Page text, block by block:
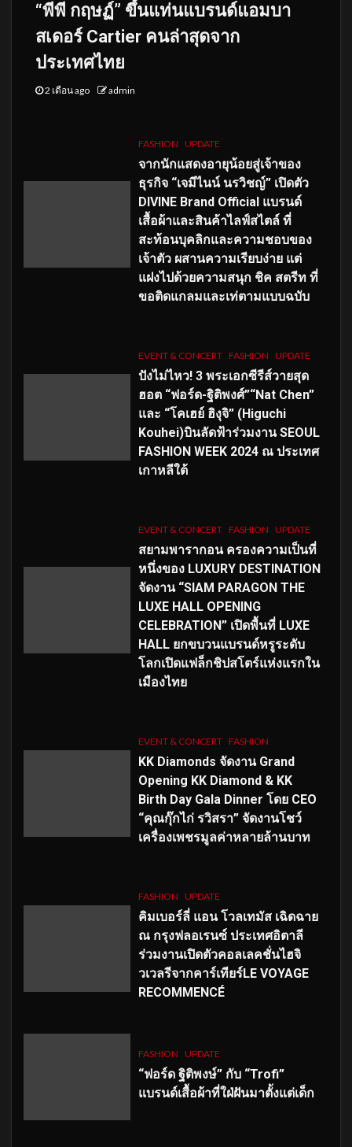
“พีพี กฤษฏ์” ขึ้นแท่นแบรนด์แอมบา
สเดอร์ Cartier คนล่าสุดจาก
ประเทศไทย
2 เดือน ago admin
FASHION UPDATE
จากนักแสดงอายุน้อยสู่เจ้าของ
ธุรกิจ “เจมีไนน์ นรวิชญ์” เปิดตัว
DIVINE Brand Official แบรนด์
เสื้อผ้าและสินค้าไลฟ์สไตล์ ที่
สะท้อนบุคลิกและความชอบของ
เจ้าตัว ผสานความเรียบง่าย แต่
แฝงไปด้วยความสนุก ชิค สตรีท ที่
ขอติดแกลมและเท่ตามแบบฉบับ
EVENT & CONCERT FASHION UPDATE
ปังไม่ไหว! 3 พระเอกซีรีส์วายสุด
ฮอต “ฟอร์ด-ฐิติพงศ์”“Nat Chen”
และ “โคเฮย์ ฮิงุจิ” (Higuchi
Kouhei)บินลัดฟ้าร่วมงาน SEOUL
FASHION WEEK 2024 ณ ประเทศ
เกาหลีใต้
EVENT & CONCERT FASHION UPDATE
สยามพารากอน ครองความเป็นที่
หนึ่งของ LUXURY DESTINATION
จัดงาน “SIAM PARAGON THE
LUXE HALL OPENING
CELEBRATION” เปิดพื้นที่ LUXE
HALL ยกขบวนแบรนด์หรูระดับ
โลกเปิดแฟล็กชิปสโตร์แห่งแรกใน
เมืองไทย
EVENT & CONCERT FASHION
KK Diamonds จัดงาน Grand
Opening KK Diamond & KK
Birth Day Gala Dinner โดย CEO
“คุณกุ๊กไก่ รวิสรา” จัดงานโชว์
เครื่องเพชรมูลค่าหลายล้านบาท
FASHION UPDATE
คิมเบอร์ลี่ แอน โวลเทมัส เฉิดฉาย
ณ กรุงฟลอเรนซ์ ประเทศอิตาลี
ร่วมงานเปิดตัวคอลเลคชั่นไฮจิ
วเวลรีจากคาร์เทียร์LE VOYAGE
RECOMMENCÉ
FASHION UPDATE
“ฟอร์ด ฐิติพงษ์” กับ “Trofi”
แบรนด์เสื้อผ้าที่ใฝ่ฝันมาตั้งแต่เด็ก